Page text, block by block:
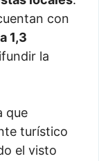
con
1,3
la
que
turístico
el visto